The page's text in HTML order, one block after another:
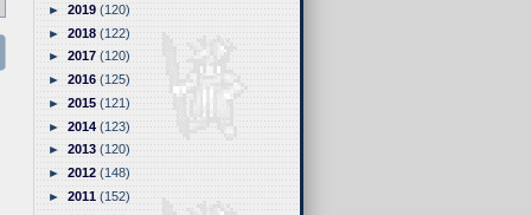
►2019(120)
►2018(122)
►2017(120)
►2016(125)
►2015(121)
►2014(123)
►2013(120)
►2012(148)
►2011(152)